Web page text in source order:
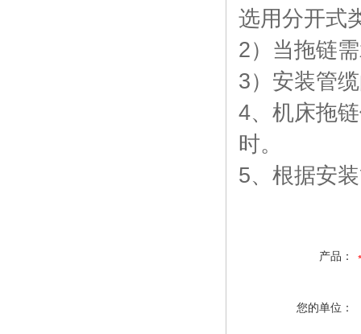
选用分开式
2）当拖链
3）安装管
4、机床拖
时。
5、根据安
产品：
您的单位：